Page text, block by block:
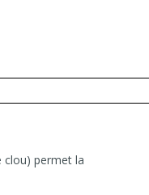
clou) permet la